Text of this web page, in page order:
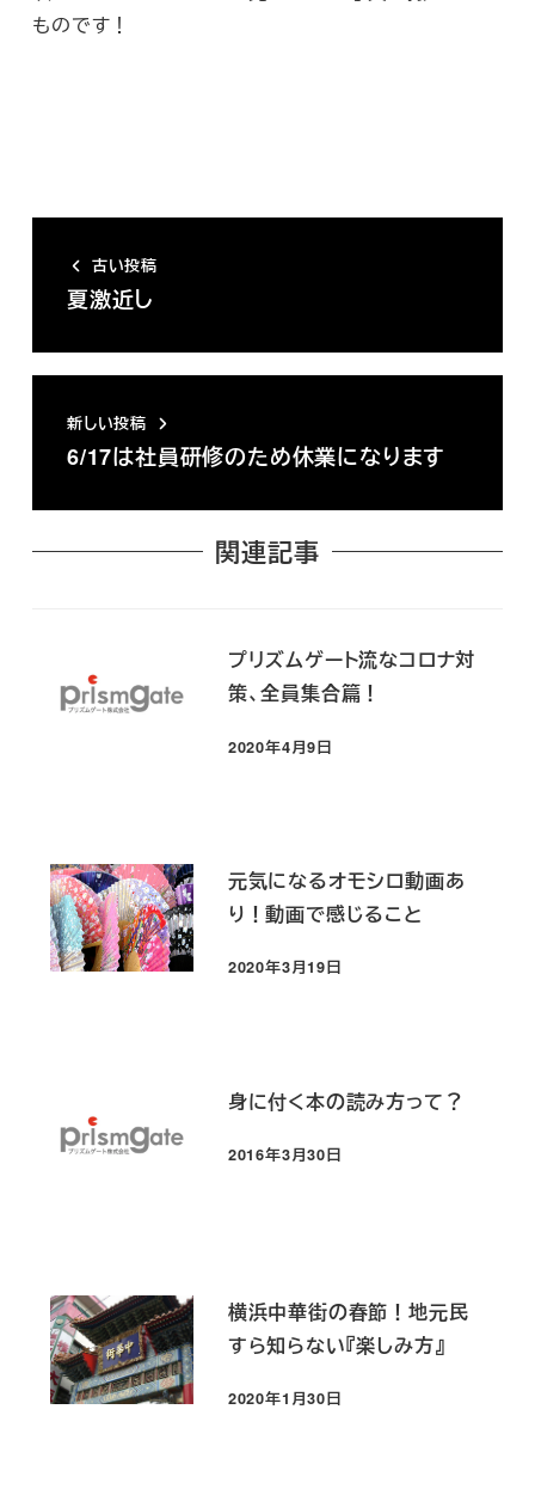
ものです！
古い投稿
夏激近し
新しい投稿
6/17は社員研修のため休業になります
関連記事
プリズムゲート流なコロナ対
策、全員集合篇！
投稿日
2020年4月9日
元気になるオモシロ動画あ
り！動画で感じること
投稿日
2020年3月19日
身に付く本の読み方って？
投稿日
2016年3月30日
横浜中華街の春節！地元民
すら知らない『楽しみ方』
投稿日
2020年1月30日